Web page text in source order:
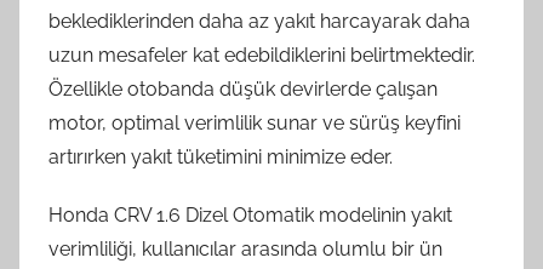
beklediklerinden daha az yakıt harcayarak daha
uzun mesafeler kat edebildiklerini belirtmektedir.
Özellikle otobanda düşük devirlerde çalışan
motor, optimal verimlilik sunar ve sürüş keyfini
artırırken yakıt tüketimini minimize eder.
Honda CRV 1.6 Dizel Otomatik modelinin yakıt
verimliliği, kullanıcılar arasında olumlu bir ün